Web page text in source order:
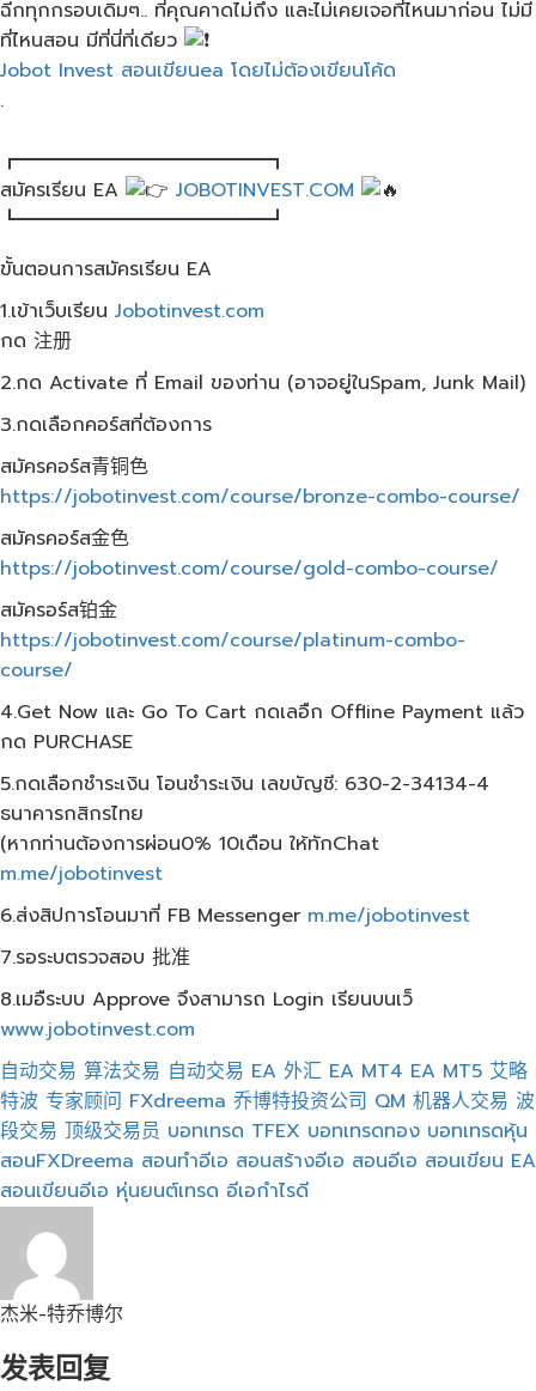
ฉีกทุกกรอบเดิมๆ.. ที่คุณคาดไม่ถึง​ และไม่เคยเจอที่ไหนมาก่อน​ ไม่มี
ที่ไหนสอน มีที่นี่ที่เดียว​
Jobot Invest สอนเขียนea โดยไม่ต้องเขียนโค้ด
.
┏━━━━━━━━━━━━━┓
สมัครเรียน​ EA
JOBOTINVEST.COM
┗━━━━━━━━━━━━━┛
ขั้นตอนการสมัครเรียน EA
1.เข้าเว็บเรียน Jobotinvest.com
กด 注册
2.กด Activate ที่ Email ของท่าน (อาจอยู่ในSpam, Junk Mail)
3.กดเลือกคอร์สที่ต้องการ
สมัครคอร์ส青铜色
https://jobotinvest.com/course/bronze-combo-course/
สมัครคอร์ส金色
https://jobotinvest.com/course/gold-combo-course/
สมัครอร์ส铂金
https://jobotinvest.com/course/platinum-combo-
course/
4.Get Now และ Go To Cart กดเลอืก Offline Payment แล้ว
กด PURCHASE
5.กดเลือกชำระเงิน โอนชำระเงิน เลขบัญชี: 630-2-34134-4
ธนาคารกสิกรไทย
(หากท่านต้องการผ่อน0% 10เดือน ให้ทักChat
m.me/jobotinvest
6.ส่งสิปการโอนมาที่ FB Messenger m.me/jobotinvest
7.รอระบตรวจสอบ 批准
8.เมอืระบบ Approve จึงสามารถ Login เรียนบนเว็
www.jobotinvest.com
自动交易 算法交易 自动交易 EA 外汇 EA MT4 EA MT5 艾略
特波 专家顾问 FXdreema 乔博特投资公司 QM 机器人交易 波
段交易 顶级交易员 บอทเทรด TFEX บอทเทรดทอง บอทเทรดหุ้น
สอนFXDreema สอนทำอีเอ สอนสร้างอีเอ สอนอีเอ สอนเขียน EA
สอนเขียนอีเอ หุ่นยนต์เทรด อีเอกำไรดี
杰米-特乔博尔
发表回复